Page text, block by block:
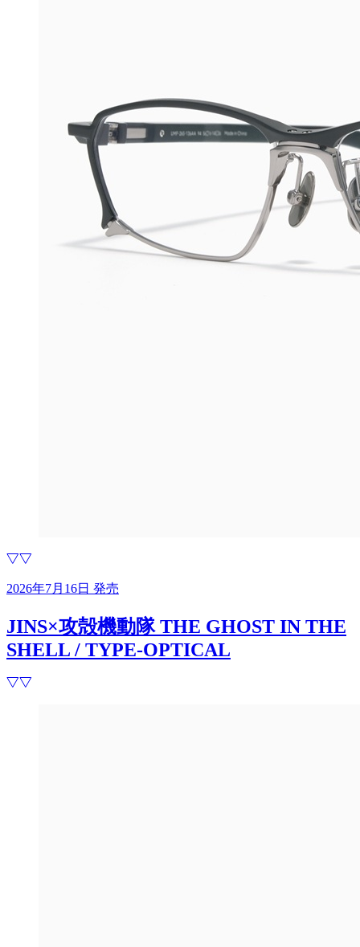
2026年7月16日 発売
JINS×攻殻機動隊 THE GHOST IN THE
SHELL / TYPE-OPTICAL